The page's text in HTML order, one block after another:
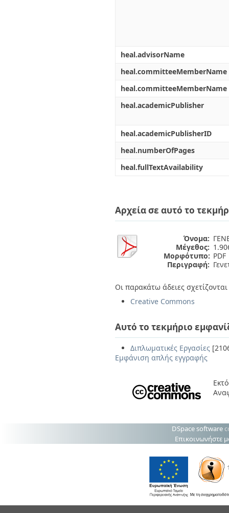
heal.advisorName
heal.committeeMemberName
heal.committeeMemberName
heal.academicPublisher
heal.academicPublisherID
heal.numberOfPages
heal.fullTextAvailability
Αρχεία σε αυτό το
Όνομα:
Μέγεθος:
Μορφότυπο: PDF
Περιγραφή:
Οι παρακάτω άδειες
Creative Commons
Αυτό το τεκμήριο
Διπλωματικές Εργασίες
Εμφάνιση απλής εγγραφής
DSpace software
Επικοινωνήστε